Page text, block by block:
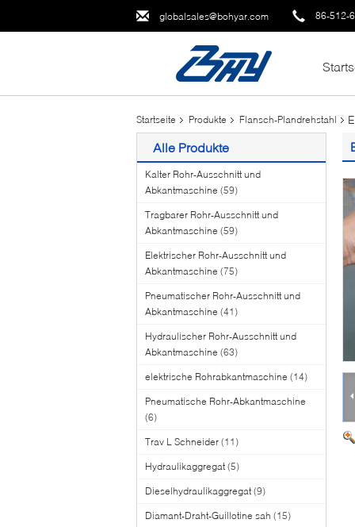
globalsales@bohyar.com 86-512-
Startseite Produkte Flansch-Plandrehstahl
Alle Produkte
Kalter Rohr-Ausschnitt und
Abkantmaschine (59)
Tragbarer Rohr-Ausschnitt und
Abkantmaschine (59)
Elektrischer Rohr-Ausschnitt und
Abkantmaschine (75)
Pneumatischer Rohr-Ausschnitt und
Abkantmaschine (41)
Hydraulischer Rohr-Ausschnitt und
Abkantmaschine (63)
elektrische Rohrabkantmaschine (14)
Pneumatische Rohr-Abkantmaschine
(6)
Trav L Schneider (11)
Hydraulikaggregat (5)
Dieselhydraulikaggregat (9)
Diamant-Draht-Guillotine sah (15)